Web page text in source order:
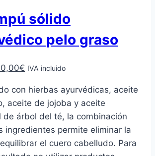
sólido
pelo graso
€ El
actual
es:
10,00€.
IVA incluido
con hierbas ayurvédicas, aceite
aceite de jojoba y aceite
de árbol del té, la combinación
ingredientes permite eliminar la
el cuero cabelludo. Para